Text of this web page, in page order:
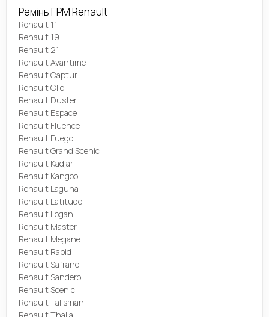
Ремінь ГРМ Renault
Renault 11
Renault 19
Renault 21
Renault Avantime
Renault Captur
Renault Clio
Renault Duster
Renault Espace
Renault Fluence
Renault Fuego
Renault Grand Scenic
Renault Kadjar
Renault Kangoo
Renault Laguna
Renault Latitude
Renault Logan
Renault Master
Renault Megane
Renault Rapid
Renault Safrane
Renault Sandero
Renault Scenic
Renault Talisman